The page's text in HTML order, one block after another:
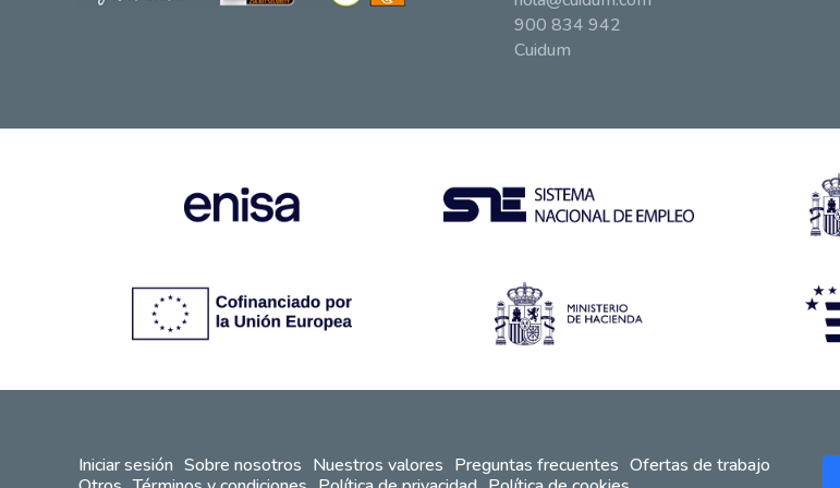
900 834 942
Cuidum
Iniciar sesión Sobre nosotros Nuestros valores Preguntas frecuentes Ofertas de trabajo